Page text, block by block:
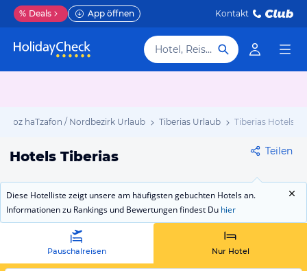
% Deals App öffnen Kontakt
Hotel, Reiseziel
haTzafon / Nordbezirk Urlaub Tiberias Urlaub Tiberias Hotels
Hotels Tiberias Teilen
Diese Hotelliste zeigt unsere am häufigsten gebuchten Hotels an.
Informationen zu Rankings und Bewertungen findest Du hier
Pauschalreisen Nur Hotel